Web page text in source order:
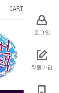
로그인
회원가입
CART